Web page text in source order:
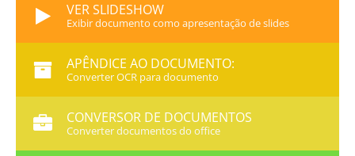
VER SLIDESHOW
Exibir documento como apresentação de slides
APÊNDICE AO DOCUMENTO:
Converter OCR para documento
CONVERSOR DE DOCUMENTOS
Converter documentos do office